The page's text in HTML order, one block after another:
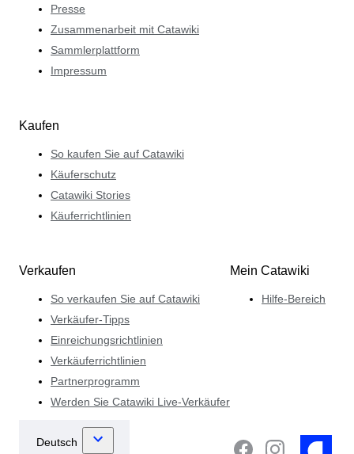
Presse
Zusammenarbeit mit Catawiki
Sammlerplattform
Impressum
Kaufen
So kaufen Sie auf Catawiki
Käuferschutz
Catawiki Stories
Käuferrichtlinien
Verkaufen
So verkaufen Sie auf Catawiki
Verkäufer-Tipps
Einreichungsrichtlinien
Verkäuferrichtlinien
Partnerprogramm
Werden Sie Catawiki Live-Verkäufer
Mein Catawiki
Hilfe-Bereich